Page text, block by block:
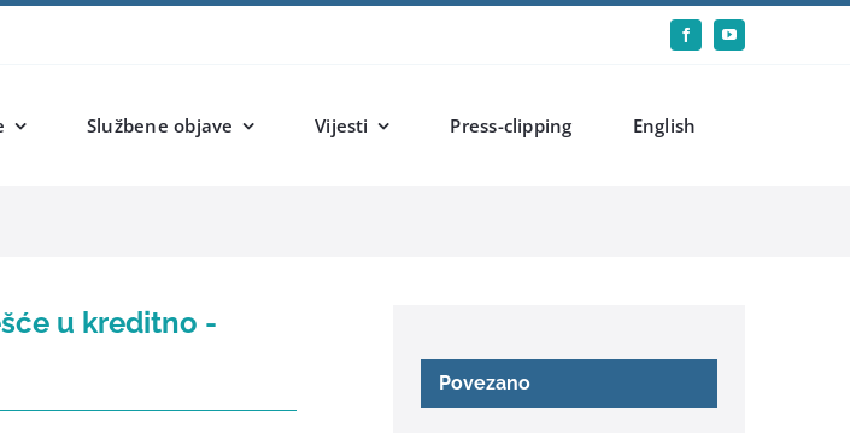
Službene objave Vijesti Press-clipping English
u kreditno -
Povezano